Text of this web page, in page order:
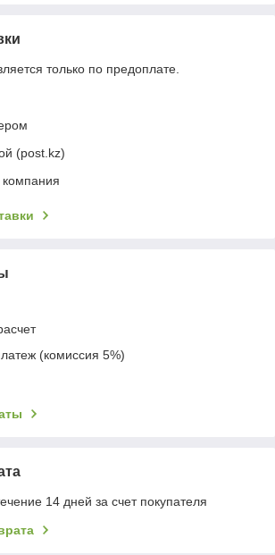
только по предоплате.
(post.kz)
(комиссия 5%)
14 дней за счет покупателя